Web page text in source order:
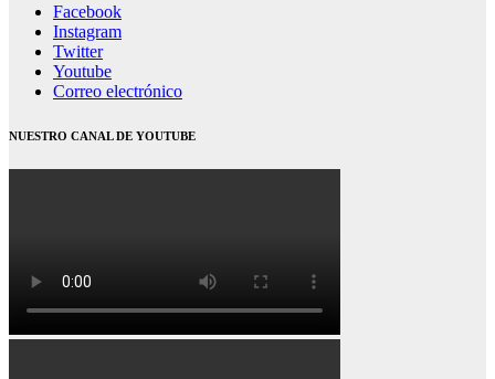
Facebook
Instagram
Twitter
Youtube
Correo electrónico
NUESTRO CANAL DE YOUTUBE